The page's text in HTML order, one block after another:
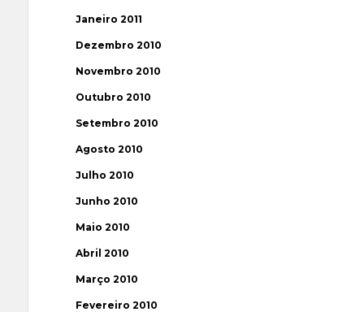
Janeiro 2011
Dezembro 2010
Novembro 2010
Outubro 2010
Setembro 2010
Agosto 2010
Julho 2010
Junho 2010
Maio 2010
Abril 2010
Março 2010
Fevereiro 2010